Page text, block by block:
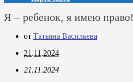
Я – ребенок, я имею право!
от Татьяна Васильева
21.11.2024
21.11.2024